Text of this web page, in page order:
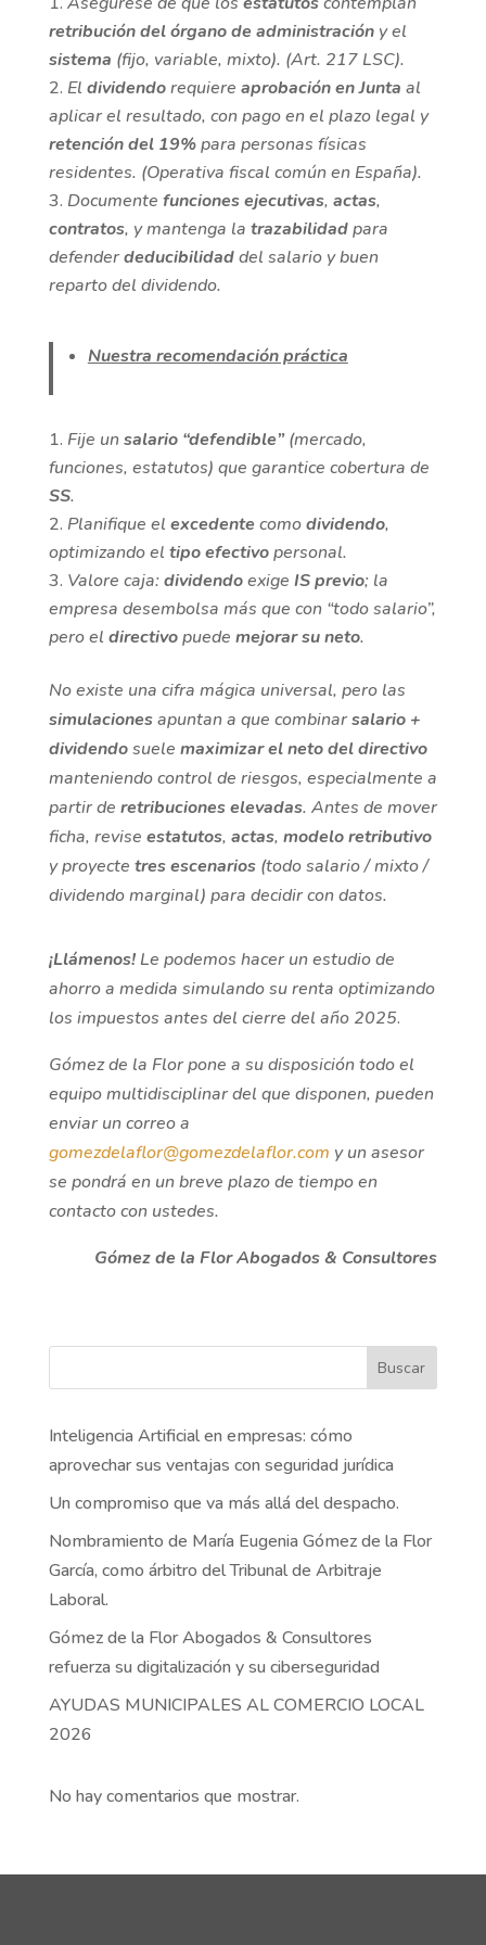
retribución del órgano de administracióny el
sistema (fijo, variable, mixto). (Art. 217 LSC).
El dividendorequiere aprobación en Junta al
aplicar el resultado, con pago en el plazo legal y
retención del 19%para personas físicas
residentes. (Operativa fiscal común en España).
Documente funciones ejecutivas, actas,
contratos, y mantenga la trazabilidadpara
defenderdeducibilidaddel salario y buen
reparto del dividendo.
Nuestra recomendación práctica
Fije unsalario “defendible”(mercado,
funciones, estatutos) que garantice cobertura de
SS.
Planifique el excedente comodividendo,
optimizando el tipo efectivopersonal.
Valore caja:dividendoexige IS previo; la
empresa desembolsa más que con “todo salario”,
pero el directivopuede mejorar su neto.
No existe una cifra mágica universal, pero las
simulacionesapuntan a que combinarsalario +
dividendosuele maximizar el neto del directivo
manteniendo control de riesgos, especialmente a
partir de retribuciones elevadas. Antes de mover
ficha, revise estatutos, actas, modelo retributivo
y proyecte tres escenarios(todo salario / mixto /
dividendo marginal) para decidir con datos.
¡Llámenos! Le podemos hacer un estudio de
ahorro a medida simulando su renta optimizando
los impuestos antes del cierre del año 2025.
Gómez de la Flor pone a su disposición todo el
equipo multidisciplinar del que disponen, pueden
enviar un correo a
gomezdelaflor@gomezdelaflor.com y un asesor
se pondrá en un breve plazo de tiempo en
contacto con ustedes.
Gómez de la Flor Abogados & Consultores
Buscar
Inteligencia Artificial en empresas: cómo
aprovechar sus ventajas con seguridad jurídica
Un compromiso que va más allá del despacho.
Nombramiento de María Eugenia Gómez de la Flor
García, como árbitro del Tribunal de Arbitraje
Laboral.
Gómez de la Flor Abogados & Consultores
refuerza su digitalización y su ciberseguridad
AYUDAS MUNICIPALES AL COMERCIO LOCAL
2026
No hay comentarios que mostrar.